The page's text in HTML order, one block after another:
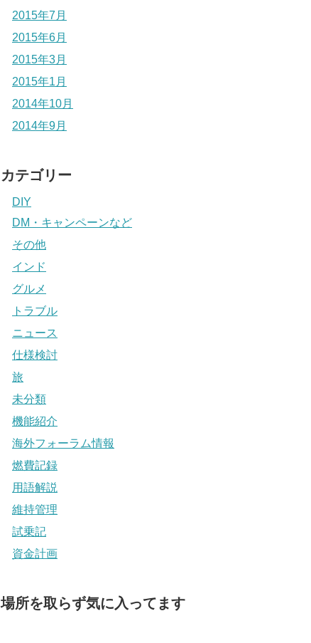
2015年7月
2015年6月
2015年3月
2015年1月
2014年10月
2014年9月
カテゴリー
DIY
DM・キャンペーンなど
その他
インド
グルメ
トラブル
ニュース
仕様検討
旅
未分類
機能紹介
海外フォーラム情報
燃費記録
用語解説
維持管理
試乗記
資金計画
場所を取らず気に入ってます